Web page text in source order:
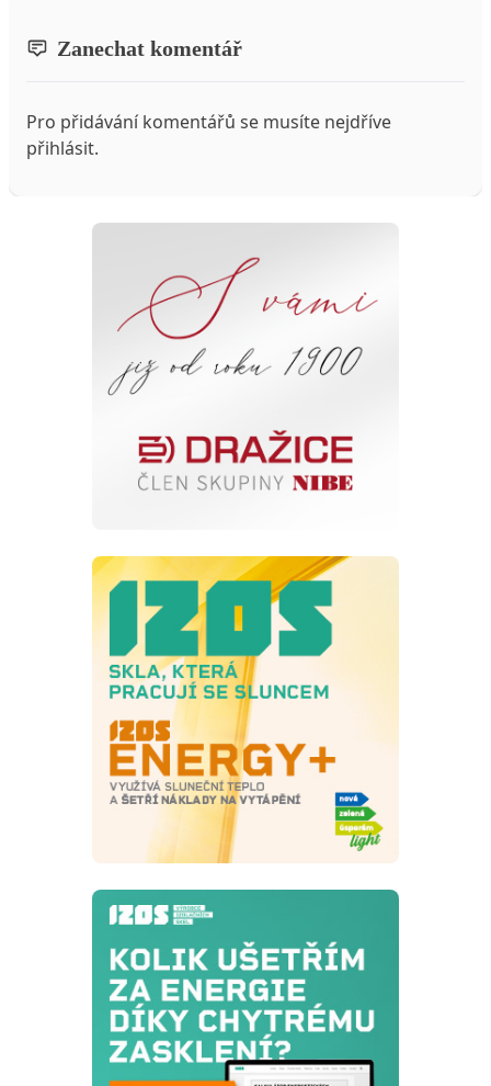
Zanechat komentář
Pro přidávání komentářů se musíte nejdříve
přihlásit.